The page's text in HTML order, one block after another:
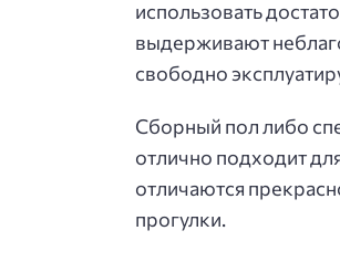
использовать
выдерживают
свободно
Сборный пол либо
отлично подходит
отличаются
прогулки.